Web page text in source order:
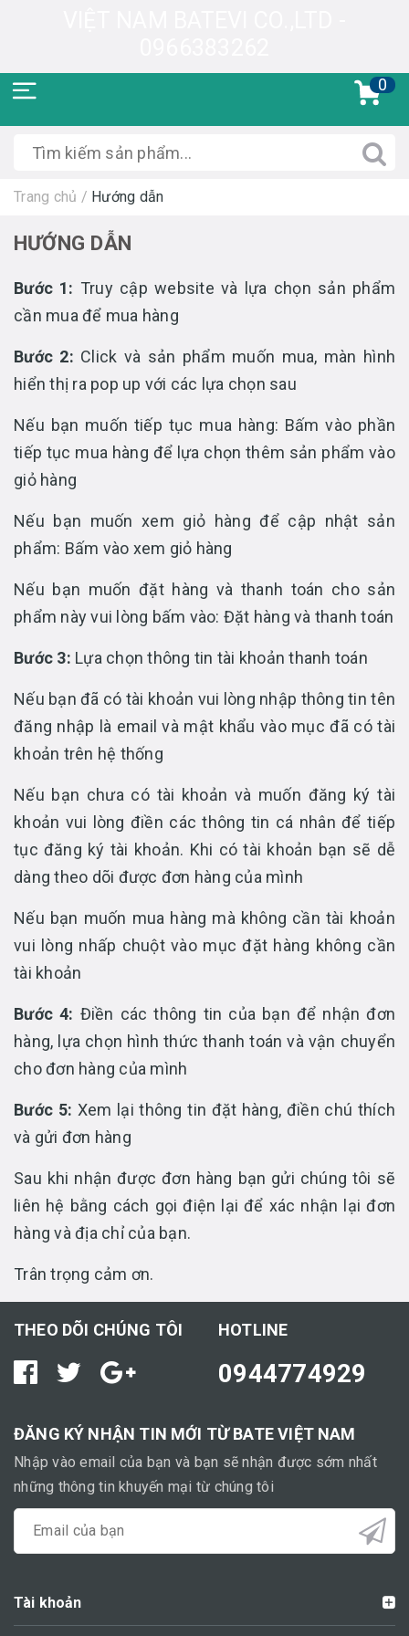
0
Trang chủ / Hướng dẫn
HƯỚNG DẪN
Bước 1: Truy cập website và lựa chọn sản phẩm
cần mua để mua hàng
Bước 2: Click và sản phẩm muốn mua, màn hình
hiển thị ra pop up với các lựa chọn sau
Nếu bạn muốn tiếp tục mua hàng: Bấm vào phần
tiếp tục mua hàng để lựa chọn thêm sản phẩm vào
giỏ hàng
Nếu bạn muốn xem giỏ hàng để cập nhật sản
phẩm: Bấm vào xem giỏ hàng
Nếu bạn muốn đặt hàng và thanh toán cho sản
phẩm này vui lòng bấm vào: Đặt hàng và thanh toán
Bước 3: Lựa chọn thông tin tài khoản thanh toán
Nếu bạn đã có tài khoản vui lòng nhập thông tin tên
đăng nhập là email và mật khẩu vào mục đã có tài
khoản trên hệ thống
Nếu bạn chưa có tài khoản và muốn đăng ký tài
khoản vui lòng điền các thông tin cá nhân để tiếp
tục đăng ký tài khoản. Khi có tài khoản bạn sẽ dễ
dàng theo dõi được đơn hàng của mình
Nếu bạn muốn mua hàng mà không cần tài khoản
vui lòng nhấp chuột vào mục đặt hàng không cần
tài khoản
Bước 4: Điền các thông tin của bạn để nhận đơn
hàng, lựa chọn hình thức thanh toán và vận chuyển
cho đơn hàng của mình
Bước 5: Xem lại thông tin đặt hàng, điền chú thích
và gửi đơn hàng
Sau khi nhận được đơn hàng bạn gửi chúng tôi sẽ
liên hệ bằng cách gọi điện lại để xác nhận lại đơn
hàng và địa chỉ của bạn.
Trân trọng cảm ơn.
THEO DÕI CHÚNG TÔI HOTLINE
0944774929
ĐĂNG KÝ NHẬN TIN MỚI TỪ BATE VIỆT NAM
Nhập vào email của bạn và bạn sẽ nhận được sớm nhất
những thông tin khuyến mại từ chúng tôi
Tài khoản